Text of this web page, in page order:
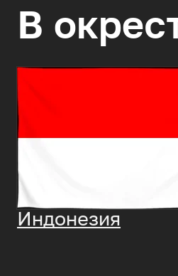
В
Индонезия